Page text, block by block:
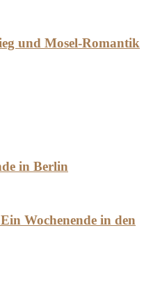
und Mosel-Romantik
in Berlin
Wochenende in den